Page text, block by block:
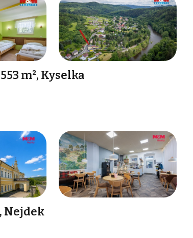
m², Kyselka
Nejdek